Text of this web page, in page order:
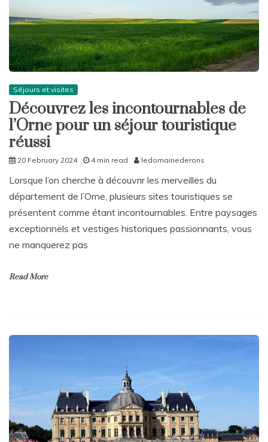
Séjours et visites
Découvrez les incontournables de
l’Orne pour un séjour touristique
réussi
20 February 2024 4 min read ledomainederons
Lorsque l’on cherche à découvrir les merveilles du
département de l’Orne, plusieurs sites touristiques se
présentent comme étant incontournables. Entre paysages
exceptionnels et vestiges historiques passionnants, vous
ne manquerez pas
Read More